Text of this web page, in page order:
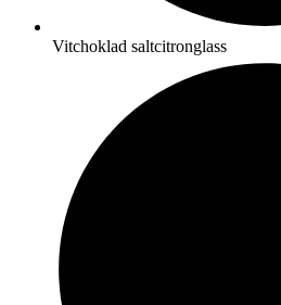
Vitchoklad saltcitronglass